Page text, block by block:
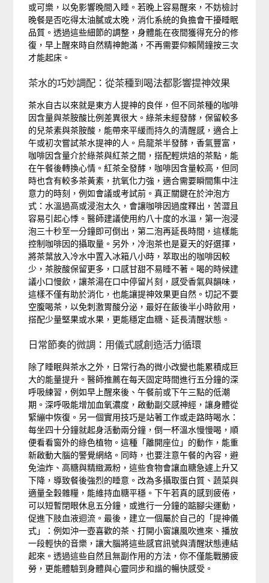
或可樂，以免影響晚間入睡。若晚上容易醒來，不妨檢討
晚餐是否吃得太油膩或太晚，消化系統的負擔會干擾睡眠
品質。透過這些細節的調整，身體能在夜間獲得充分的修
復，早上醒來時自然精神飽滿，不再需要仰賴鬧鐘按三次
才能起床。
茶水的巧妙調配：從茶種到喝法都影響提神效果
茶水自古以來就是東方人提神的良伴，但不同茶種的咖啡
因含量與茶胺酸比例差異很大。綠茶未經發酵，保留較多
的兒茶素與茶胺酸，能帶來平緩而持久的清醒感，適合上
午或初次嘗試茶水提神的人。烏龍茶半發酵，香氣豐富，
咖啡因含量介於綠茶與紅茶之間，搭配輕烘焙的茶點，能
在午餐後轉換心情。紅茶全發酵，咖啡因含量較高，但同
時也含有較多茶黃素，抗氧化力強，適合需要瞬間集中注
意力的時刻，例如會議或考試前。真正關鍵在於沖泡方
式：水溫過高或浸泡太久，會讓咖啡因過度釋出，苦澀且
容易引起心悸。醫師建議使用約八十度的水溫，第一泡浸
泡三十秒至一分鐘即可倒出，第二泡再延長時間，這樣能
控制咖啡因的攝取量。另外，冷泡茶也是夏天的好選擇，
將茶葉放入冷水中置入冰箱八小時，萃取出的咖啡因較
少，茶胺酸保留更多，口感甘甜不易睡不著。喝的時候建
議小口慢飲，讓茶湯在口中停留片刻，感受香氣與韻味，
這樣不僅有助於消化，也能讓提神效果更自然。切記不要
空腹喝茶，以免刺激胃酸分泌，最好在飯後半小時飲用，
搭配少量堅果或水果，更能穩定血糖、延長清醒狀態。
日常節奏的微調：用儀式感創造活力循環
除了睡眠與茶水之外，日常行為的微小改變也能累積成巨
大的能量提升。醫師推薦在每天固定時間進行五分鐘的深
呼吸練習，例如早上醒來後、午餐前或下午三點的低潮
期。深呼吸能增加血氧濃度，啟動副交感神經，讓身體從
緊繃中恢復。另一個實用技巧是站著工作或走路時喝水：
每坐四十分鐘就起身活動兩分鐘，倒一杯溫水慢慢喝，順
便看看窗外的綠色植物。這種「離開座位」的動作，能重
新啟動大腦的警覺網絡。同時，也要注意午餐的內容，避
免油炸、高糖與精緻澱粉，這些食物會讓血糖急遽上升又
下降，導致餐後強烈的睡意。改為多攝取蛋白質、蔬菜與
適量全穀雜糧，能維持血糖平穩。下午若真的感到疲倦，
可以短暫閉眼休息五分鐘，或進行一分鐘的踮腳尖運動，
促進下肢血液迴流。最後，建立一個屬於自己的「提神儀
式」：例如沖一壺喜歡的茶、打開小窗讓風吹進來、播放
一段輕快的音樂，讓大腦將這些感官訊號與清醒狀態連結
起來。透過這些自然且無副作用的方法，你不僅能戰勝疲
勞，更能體驗到身體與心靈同步和諧的暢快感受。